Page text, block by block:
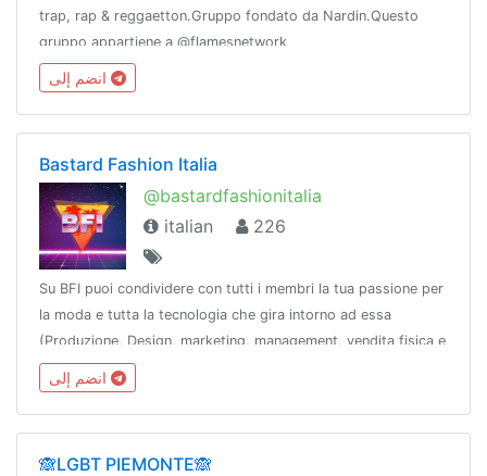
trap, rap & reggaetton.Gruppo fondato da Nardin.Questo
gruppo appartiene a @flamesnetwork
Bastard Fashion Italia
@bastardfashionitalia
italian
226
Su BFI puoi condividere con tutti i membri la tua passione per
la moda e tutta la tecnologia che gira intorno ad essa
(Produzione, Design, marketing, management, vendita fisica e
online)regole: https://pastebin.com/raw/vU3jKQcS
🙈LGBT PIEMONTE🙈